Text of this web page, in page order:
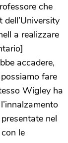
che
a realizzare
accadere,
fare
Wigley ha
nel
le